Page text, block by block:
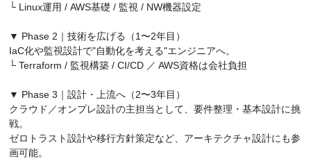
└ Linux運用 / AWS基礎 / 監視 / NW機器設定
▼ Phase 2｜技術を広げる（1〜2年目）
IaC化や監視設計で"自動化を考える"エンジニアへ。
└ Terraform / 監視構築 / CI/CD ／ AWS資格は会社負担
▼ Phase 3｜設計・上流へ（2〜3年目）
クラウド／オンプレ設計の主担当として、要件整理・基本設計に挑
戦。
ゼロトラスト設計や移行方針策定など、アーキテクチャ設計にも参
画可能。